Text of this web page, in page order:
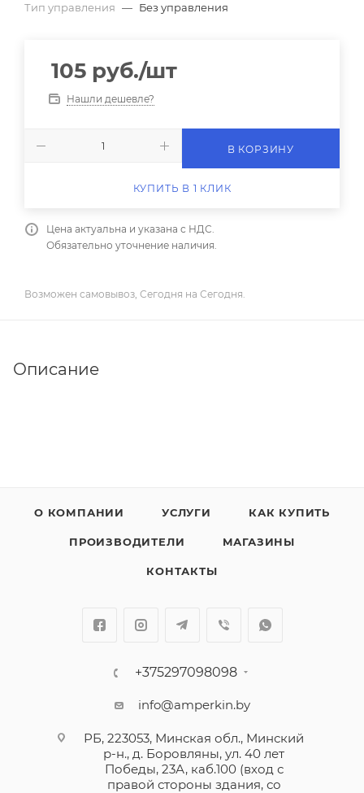
Тип управления — Без управления
105 руб./шт
Нашли дешевле?
В КОРЗИНУ
КУПИТЬ В 1 КЛИК
Цена актуальна и указана с НДС.
Обязательно уточнение наличия.
Возможен самовывоз, Сегодня на Сегодня.
Описание
О КОМПАНИИ УСЛУГИ КАК КУПИТЬ
ПРОИЗВОДИТЕЛИ МАГАЗИНЫ
КОНТАКТЫ
+375297098098
info@amperkin.by
РБ, 223053, Минская обл., Минский
р-н., д. Боровляны, ул. 40 лет
Победы, 23А, каб.100 (вход с
правой стороны здания, со